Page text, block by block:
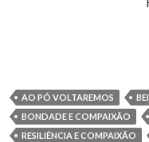
AO PÓ VOLTAREMOS
BONDADE E COMPAIXÃO
RESILIÊNCIA E COMPAIXÃO